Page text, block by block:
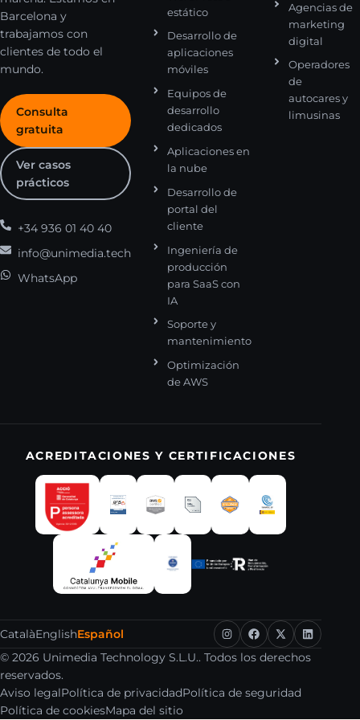
Barcelona y
trabajamos con
clientes de todo el
mundo.
Consulta
gratuita
Ver casos
prácticos
+34 936 01 40 40
info@unimedia.tech
WhatsApp
estático
Desarrollo de
aplicaciones
móviles
Equipos de
desarrollo
dedicados
Aplicaciones en
la nube
Desarrollo de
portal del
cliente
Ingeniería de
producción
para SaaS con
IA
Soporte y
mantenimiento
Optimización
de AWS
Agencias de
marketing
digital
Operadores
de
autocares y
limusinas
ACREDITACIONES Y CERTIFICACIONES
CatalàEnglishEspañol
© 2026 Unimedia Technology S.L.U.. Todos los derechos
reservados.
Aviso legalPolítica de privacidadPolítica de seguridad
Política de cookiesMapa del sitio